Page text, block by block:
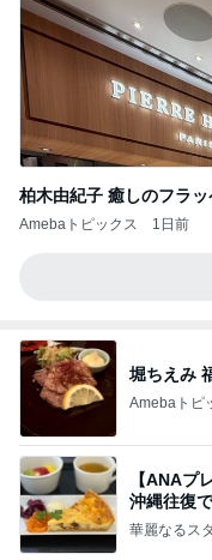
柏木由紀子 癒しのフラ
Amebaトピックス 1日前
堀ちえみ
Amebaトピ
【ANAプ
沖縄往復
華麗なるス